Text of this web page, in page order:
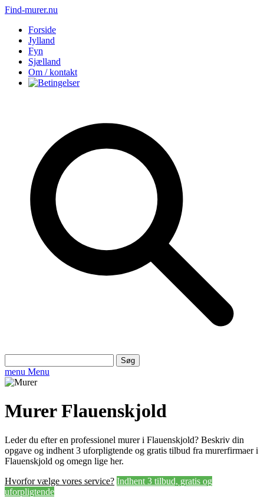
Find-murer.nu
Forside
Jylland
Fyn
Sjælland
Om / kontakt
efter:
menu Menu
Murer Flauenskjold
Leder du efter en professionel murer i Flauenskjold? Beskriv din
opgave og indhent 3 uforpligtende og gratis tilbud fra murerfirmaer i
Flauenskjold og omegn lige her.
Hvorfor vælge vores service? Indhent 3 tilbud, gratis og
uforpligtende